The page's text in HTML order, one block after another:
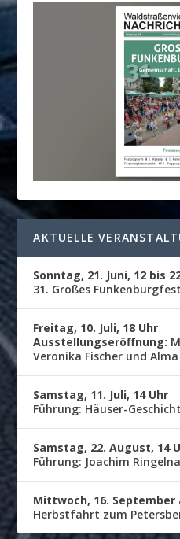
AKTUELLE
Sonntag, 21. Juni, 12 bis
31. Großes Funkenburgfest
Freitag, 10. Juli, 18 Uhr
Ausstellungseröffnung:
Veronika Fischer und
Samstag, 11. Juli, 14 Uhr
Führung: Häuser-
Samstag, 22. August, 14
Führung: Joachim
Mittwoch, 16. September
Herbstfahrt zum